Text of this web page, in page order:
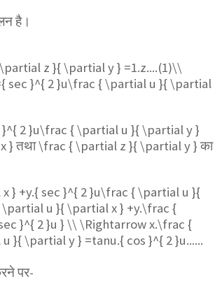
है।
z }{ \partial y } =1.z....(1)\\
sec }^{ 2 }u\frac { \partial u }{ \partial
2 }u\frac { \partial u }{ \partial y }
}तथा\frac { \partial z }{ \partial y }का
} +y.{ sec }^{ 2 }u\frac { \partial u }{
u }{ \partial x } +y.\frac {
}^{ 2 }u } \\ \Rightarrow x.\frac {
\partial y } =tanu.{ cos }^{ 2 }u......
पर-